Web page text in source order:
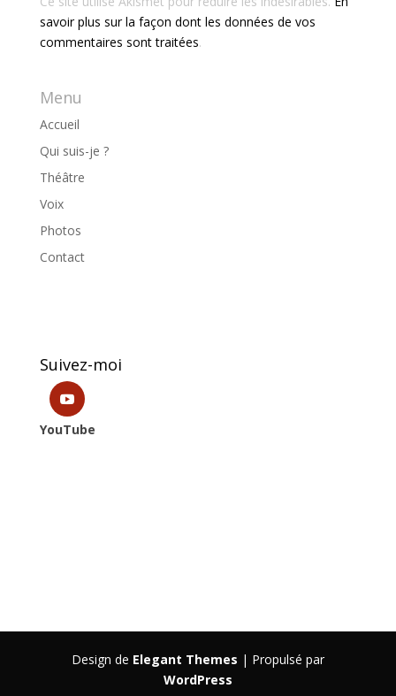
savoir plus sur la façon dont les données de vos
commentaires sont traitées.
Menu
Accueil
Qui suis-je ?
Théâtre
Voix
Photos
Contact
Suivez-moi
YouTube
Design de Elegant Themes | Propulsé par
WordPress